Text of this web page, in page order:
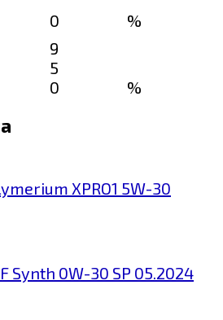
0
%
9
5
0 %
XPRO1 5W-30
Synth 0W-30 SP 05.2024